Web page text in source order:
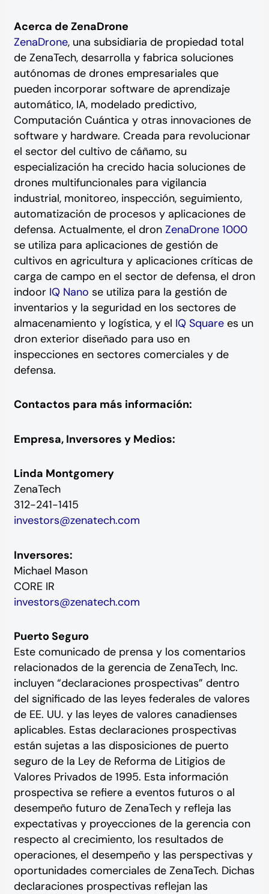
Acerca de ZenaDrone
ZenaDrone, una subsidiaria de propiedad total
de ZenaTech, desarrolla y fabrica soluciones
autónomas de drones empresariales que
pueden incorporar software de aprendizaje
automático, IA, modelado predictivo,
Computación Cuántica y otras innovaciones de
software y hardware. Creada para revolucionar
el sector del cultivo de cáñamo, su
especialización ha crecido hacia soluciones de
drones multifuncionales para vigilancia
industrial, monitoreo, inspección, seguimiento,
automatización de procesos y aplicaciones de
defensa. Actualmente, el dron ZenaDrone 1000
se utiliza para aplicaciones de gestión de
cultivos en agricultura y aplicaciones críticas de
carga de campo en el sector de defensa, el dron
indoor IQ Nano se utiliza para la gestión de
inventarios y la seguridad en los sectores de
almacenamiento y logística, y el IQ Squarees un
dron exterior diseñado para uso en
inspecciones en sectores comerciales y de
defensa.
Contactos para más información:
Empresa, Inversores y Medios:
Linda Montgomery
ZenaTech
312-241-1415
investors@zenatech.com
Inversores:
Michael Mason
CORE IR
investors@zenatech.com
Puerto Seguro
Este comunicado de prensa y los comentarios
relacionados de la gerencia de ZenaTech, Inc.
incluyen “declaraciones prospectivas” dentro
del significado de las leyes federales de valores
de EE. UU. y las leyes de valores canadienses
aplicables. Estas declaraciones prospectivas
están sujetas a las disposiciones de puerto
seguro de la Ley de Reforma de Litigios de
Valores Privados de 1995. Esta información
prospectiva se refiere a eventos futuros o al
desempeño futuro de ZenaTech y refleja las
expectativas y proyecciones de la gerencia con
respecto al crecimiento, los resultados de
operaciones, el desempeño y las perspectivas y
oportunidades comerciales de ZenaTech. Dichas
declaraciones prospectivas reflejan las